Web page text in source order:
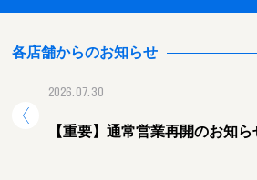
各店舗からのお知らせ
2026.07.30
【重要】通常営業再開のお知ら